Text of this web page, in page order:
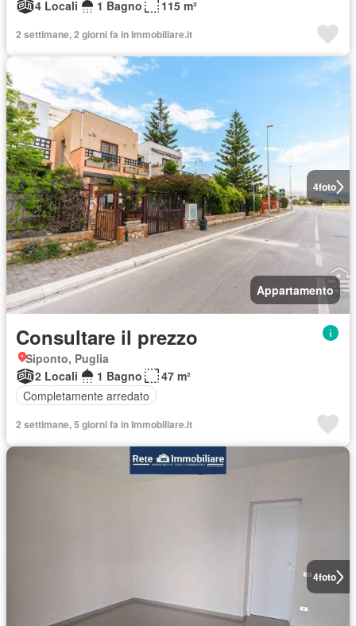
4 Locali 1 Bagno 115 m²
2 settimane, 2 giorni fa in Immobiliare.it
4foto
Appartamento
Consultare il prezzo
Siponto, Puglia
2 Locali
1 Bagno
47 m²
Completamente arredato
2 settimane, 5 giorni fa in Immobiliare.it
4foto